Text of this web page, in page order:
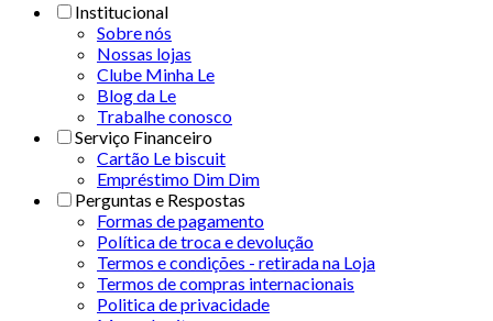
Institucional
Sobre nós
Nossas lojas
Clube Minha Le
Blog da Le
Trabalhe conosco
Serviço Financeiro
Cartão Le biscuit
Empréstimo Dim Dim
Perguntas e Respostas
Formas de pagamento
Política de troca e devolução
Termos e condições - retirada na Loja
Termos de compras internacionais
Politica de privacidade